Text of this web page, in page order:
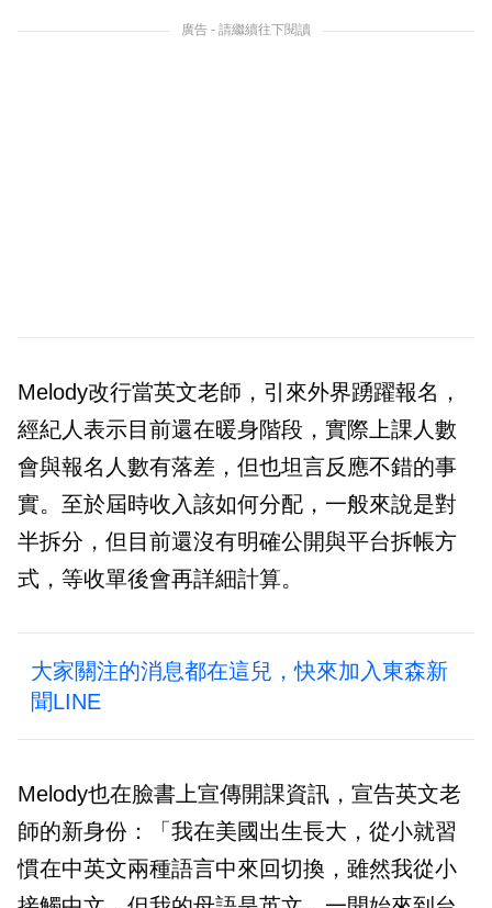
廣告 - 請繼續往下閱讀
Melody改行當英文老師，引來外界踴躍報名，
經紀人表示目前還在暖身階段，實際上課人數
會與報名人數有落差，但也坦言反應不錯的事
實。至於屆時收入該如何分配，一般來說是對
半拆分，但目前還沒有明確公開與平台拆帳方
式，等收單後會再詳細計算。
大家關注的消息都在這兒，快來加入東森新
聞LINE
Melody也在臉書上宣傳開課資訊，宣告英文老
師的新身份：「我在美國出生長大，從小就習
慣在中英文兩種語言中來回切換，雖然我從小